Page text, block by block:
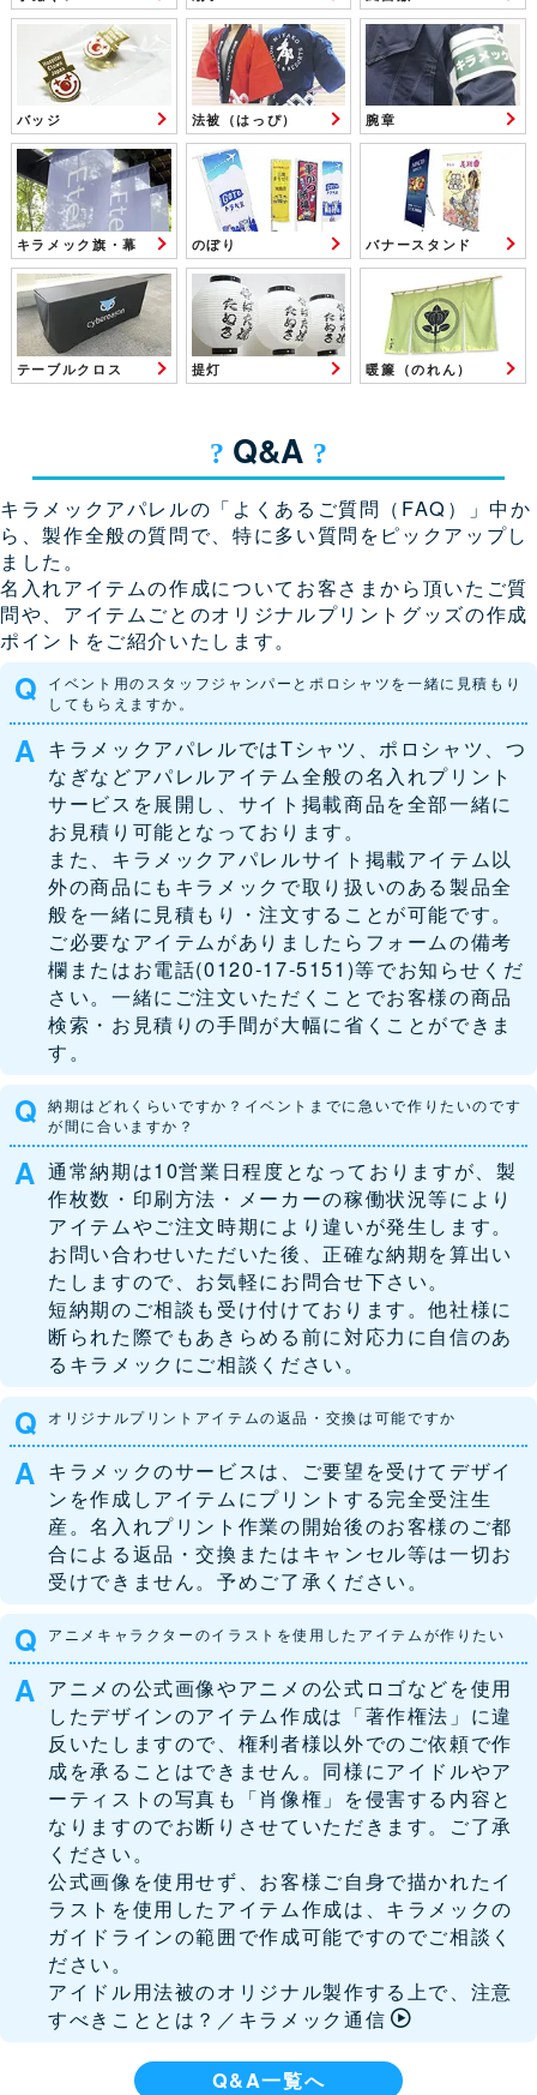
バッジ 法被（はっぴ） 腕章
キラメック旗・幕 のぼり バナースタンド
テーブルクロス 提灯 暖簾（のれん）
Q&A
キラメックアパレルの「よくあるご質問（FAQ）」中か
ら、製作全般の質問で、特に多い質問をピックアップし
ました。
名入れアイテムの作成についてお客さまから頂いたご質
問や、アイテムごとのオリジナルプリントグッズの作成
ポイントをご紹介いたします。
イベント用のスタッフジャンパーとポロシャツを一緒に見積もり
してもらえますか。
キラメックアパレルではTシャツ、ポロシャツ、つ
なぎなどアパレルアイテム全般の名入れプリント
サービスを展開し、サイト掲載商品を全部一緒に
お見積り可能となっております。
また、キラメックアパレルサイト掲載アイテム以
外の商品にもキラメックで取り扱いのある製品全
般を一緒に見積もり・注文することが可能です。
ご必要なアイテムがありましたらフォームの備考
欄またはお電話(0120-17-5151 )等でお知らせくだ
さい。一緒にご注文いただくことでお客様の商品
検索・お見積りの手間が大幅に省くことができま
す。
納期はどれくらいですか？イベントまでに急いで作りたいのです
が間に合いますか？
通常納期は10営業日程度となっておりますが、製
作枚数・印刷方法・メーカーの稼働状況等により
アイテムやご注文時期により違いが発生します。
お問い合わせいただいた後、正確な納期を算出い
たしますので、お気軽にお問合せ下さい。
短納期のご相談も受け付けております。他社様に
断られた際でもあきらめる前に対応力に自信のあ
るキラメックにご相談ください。
オリジナルプリントアイテムの返品・交換は可能ですか
キラメックのサービスは、ご要望を受けてデザイ
ンを作成しアイテムにプリントする完全受注生
産。名入れプリント作業の開始後のお客様のご都
合による返品・交換またはキャンセル等は一切お
受けできません。予めご了承ください。
アニメキャラクターのイラストを使用したアイテムが作りたい
アニメの公式画像やアニメの公式ロゴなどを使用
したデザインのアイテム作成は「著作権法」に違
反いたしますので、権利者様以外でのご依頼で作
成を承ることはできません。同様にアイドルやア
ーティストの写真も「肖像権」を侵害する内容と
なりますのでお断りさせていただきます。ご了承
ください。
公式画像を使用せず、お客様ご自身で描かれたイ
ラストを使用したアイテム作成は、 キラメックの
ガイドラインの範囲で作成可能ですのでご相談く
ださい。
アイドル用法被のオリジナル製作する上で、注意
すべきこととは？／キラメック通信
Q&A一覧へ